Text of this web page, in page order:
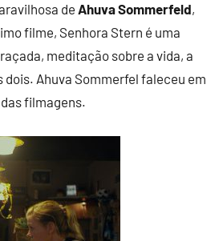
deAhuva Sommerfeld,
filme, Senhora Stern é uma
meditação sobre a vida, a
dois. Ahuva Sommerfel faleceu em
filmagens.